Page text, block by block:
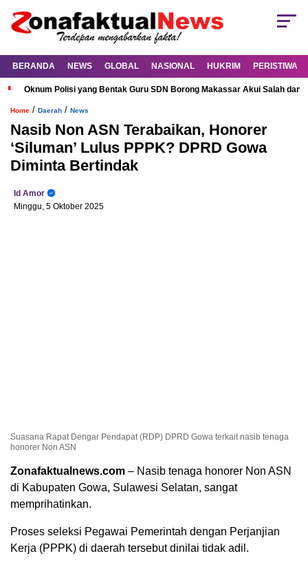
BERANDA NEWS GLOBAL NASIONAL HUKRIM PERISTIWA
Oknum Polisi yang Bentak Guru SDN Borong Makassar Akui Salah dan
Home / Daerah / News
Nasib Non ASN Terabaikan, Honorer
‘Siluman’ Lulus PPPK? DPRD Gowa
Diminta Bertindak
Id Amor
Minggu, 5 Oktober 2025
Suasana Rapat Dengar Pendapat (RDP) DPRD Gowa terkait nasib tenaga
honorer Non ASN
Zonafaktualnews.com – Nasib tenaga honorer Non ASN
di Kabupaten Gowa, Sulawesi Selatan, sangat
memprihatinkan.
Proses seleksi Pegawai Pemerintah dengan Perjanjian
Kerja (PPPK) di daerah tersebut dinilai tidak adil.